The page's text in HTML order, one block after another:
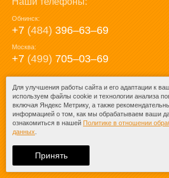
Обнинск:
+7 (484) 396‒63‒69
Москва:
+7 (499) 705‒03‒69
E-mail:
mail@posuda40.ru
При любом копировании информации
ссылка на
Для улучшения работы сайта и его адаптации к
используем файлы cookie и технологии анализа
включая Яндекс Метрику, а также
информацией о том, как мы обрабатываем ваши
ознакомиться в нашей Политике в отношении
данных
Принять